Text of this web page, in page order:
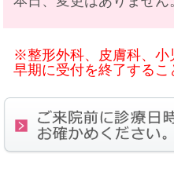
※整形外科、皮膚科、小
早期に受付を終了するこ